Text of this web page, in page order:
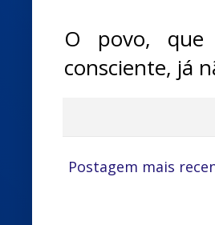
O povo, que
consciente, já
Postagem mais